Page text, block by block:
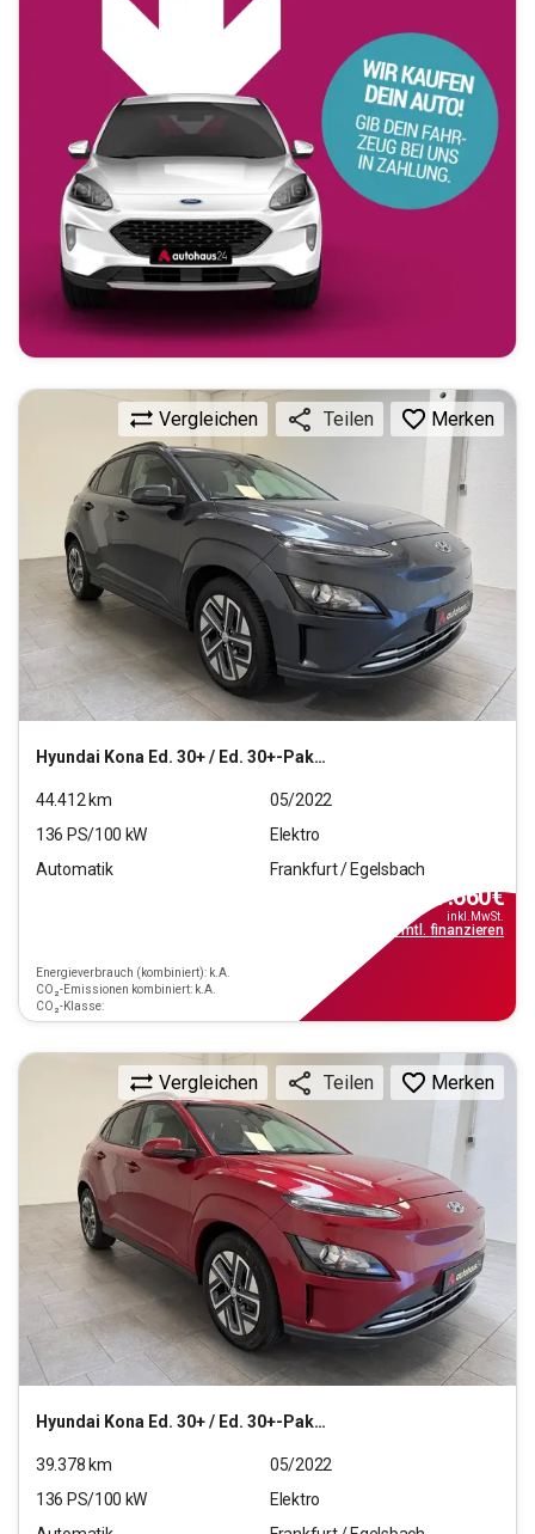
Hyundai Kona Ed. 30+ / Ed. 30+-Paket Elektro 2WD
Vergleichen Teilen Merken
44.412km
05/2022
136 PS/100 kW
Elektro
Automatik
Frankfurt / Egelsbach
Energieverbrauch (kombiniert): k.A.
CO₂-Emissionen kombiniert: k.A.
CO₂-Klasse:
17.660€
inkl.MwSt.
159€mtl. finanzieren
Hyundai Kona Ed. 30+ / Ed. 30+-Paket Elektro 2WD
Vergleichen Teilen Merken
39.378 km
05/2022
136 PS/100 kW
Elektro